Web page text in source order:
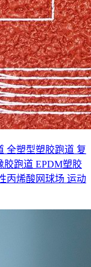
全塑型塑胶跑道 复
胶跑道 EPDM塑胶
丙烯酸网球场 运动